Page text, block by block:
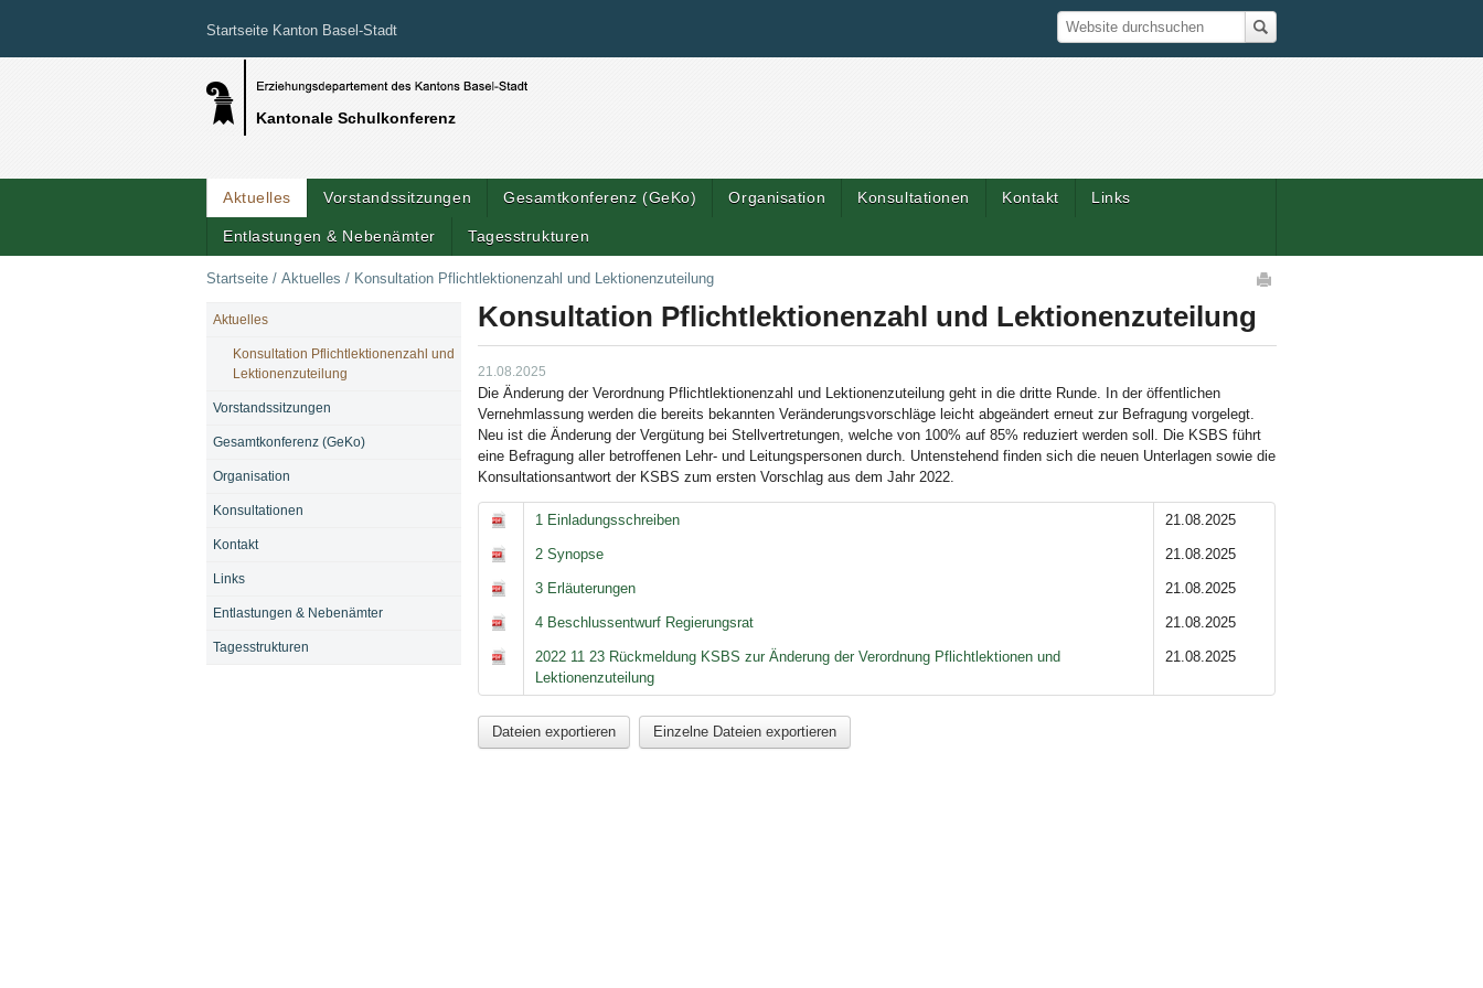
Startseite Kanton Basel-Stadt
Kantonale Schulkonferenz
Suche
Website durchsuchen
Aktuelles Vorstandssitzungen Gesamtkonferenz (GeKo) Organisation Konsultationen Kontakt Links
Entlastungen & Nebenämter Tagesstrukturen
Startseite / Aktuelles / Konsultation Pflichtlektionenzahl und Lektionenzuteilung
Konsultation Pflichtlektionenzahl und Lektionenzuteilung
21.08.2025
Die Änderung der Verordnung Pflichtlektionenzahl und Lektionenzuteilung geht in die dritte Runde. In der öffentlichen
Vernehmlassung werden die bereits bekannten Veränderungsvorschläge leicht abgeändert erneut zur Befragung vorgelegt.
Neu ist die Änderung der Vergütung bei Stellvertretungen, welche von 100% auf 85% reduziert werden soll. Die KSBS führt
eine Befragung aller betroffenen Lehr- und Leitungspersonen durch. Untenstehend finden sich die neuen Unterlagen sowie die
Konsultationsantwort der KSBS zum ersten Vorschlag aus dem Jahr 2022.
1 Einladungsschreiben 21.08.2025
2 Synopse 21.08.2025
3 Erläuterungen 21.08.2025
4 Beschlussentwurf Regierungsrat 21.08.2025
2022 11 23 Rückmeldung KSBS zur Änderung der Verordnung Pflichtlektionen und
Lektionenzuteilung
21.08.2025
Dateien exportieren Einzelne Dateien exportieren
NAVIGATION
Aktuelles
Konsultation Pflichtlektionenzahl und
Lektionenzuteilung
Vorstandssitzungen
Gesamtkonferenz (GeKo)
Organisation
Konsultationen
Kontakt
Links
Entlastungen & Nebenämter
Tagesstrukturen